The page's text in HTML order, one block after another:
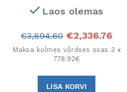
Konfiguratsioon
Laos olemas
€3,894.60 €2,336.76
Maksa kolmes võrdses osas 3 x
778.92€
LISA KORVI